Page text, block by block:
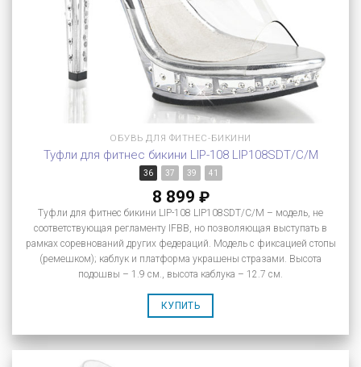
ОБУВЬ ДЛЯ ФИТНЕС-БИКИНИ
Туфли для фитнес бикини LIP-108 LIP108SDT/C/M
36 37 39 41
8 899 ₽
Туфли для фитнес бикини LIP-108 LIP108SDT/C/M – модель, не
соответствующая регламенту IFBB, но позволяющая выступать в
рамках соревнований других федераций. Модель с фиксацией стопы
(ремешком); каблук и платформа украшены стразами. Высота
подошвы – 1.9 см., высота каблука – 12.7 см.
КУПИТЬ